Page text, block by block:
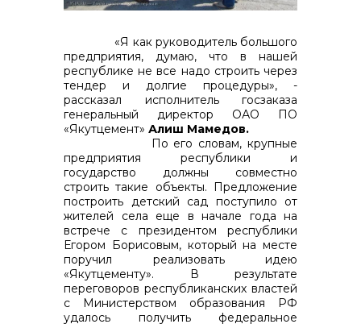
Контакты
+7 (423) 234 50 50
info@vostokcement.ru
«Я как руководитель большого
предприятия, думаю, что в нашей
республике не все надо строить через
тендер и долгие процедуры», -
рассказал исполнитель госзаказа
генеральный директор ОАО ПО
«Якутцемент» Алиш Мамедов.
По его словам, крупные
предприятия республики и
государство должны совместно
строить такие объекты. Предложение
построить детский сад поступило от
жителей села еще в начале года на
встрече с президентом республики
Егором Борисовым, который на месте
поручил реализовать идею
«Якутцементу». В результате
переговоров республиканских властей
с Министерством образования РФ
удалось получить федеральное